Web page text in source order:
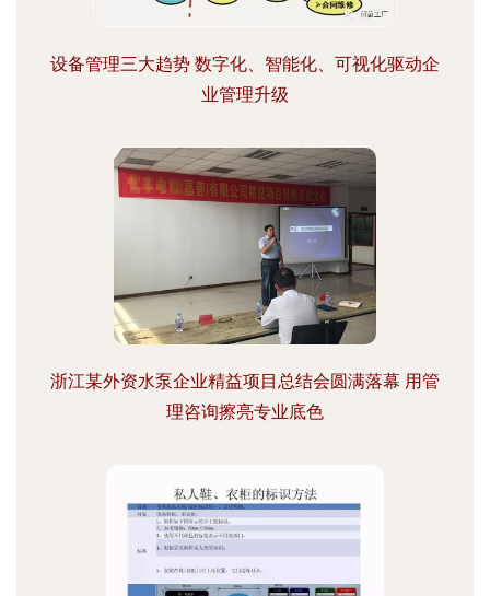
设备管理三大趋势 数字化、智能化、可视化驱动企
业管理升级
浙江某外资水泵企业精益项目总结会圆满落幕 用管
理咨询擦亮专业底色